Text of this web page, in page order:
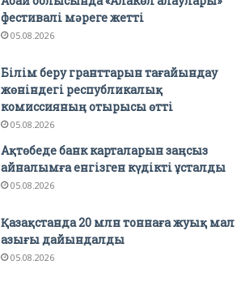
фестивалі мәреге жетті
05.08.2026
Білім беру гранттарын тағайындау
жөніндегі республикалық
комиссияның отырысы өтті
05.08.2026
Ақтөбеде банк карталарын заңсыз
айналымға енгізген күдікті ұсталды
05.08.2026
Қазақстанда 20 млн тоннаға жуық мал
азығы дайындалды
05.08.2026